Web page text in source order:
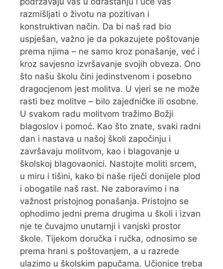
razmišljati o životu na pozitivan i
konstruktivan način. Da bi naš rad bio
uspješan, važno je da pokazujete poštovanje
prema njima – ne samo kroz ponašanje, već i
kroz savjesno izvršavanje svojih obveza. Ono
što našu školu čini jedinstvenom i posebno
dragocjenom jest molitva. U vjeri se ne može
rasti bez molitve – bilo zajedničke ili osobne.
U svakom radu molitvom tražimo Božji
blagoslov i pomoć. Kao što znate, svaki radni
dan i nastava u našoj školi započinju i
završavaju molitvom, kao i blagovanje u
školskoj blagovaonici. Nastojte moliti srcem,
u miru i tišini, kako bi naše riječi donijele plod
i obogatile naš rast. Ne zaboravimo i na
važnost pristojnog ponašanja. Pristojno se
ophodimo jedni prema drugima u školi i izvan
nje te čuvajmo unutarnji i vanjski prostor
škole. Tijekom doručka i ručka, odnosimo se
prema hrani s poštovanjem, a u razrede
ulazimo u školskim papučama. Učionice treba